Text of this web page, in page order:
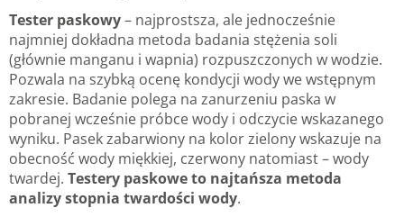
Tester paskowy– najprostsza, ale jednocześnie
najmniej dokładna metoda badania stężenia soli
(głównie manganu i wapnia) rozpuszczonych w wodzie.
Pozwala na szybką ocenę kondycji wody we wstępnym
zakresie. Badanie polega na zanurzeniu paska w
pobranej wcześnie próbce wody i odczycie wskazanego
wyniku. Pasek zabarwiony na kolor zielony wskazuje na
obecność wody miękkiej, czerwony natomiast – wody
twardej. Testery paskowe to najtańsza metoda
analizy stopnia twardości wody.